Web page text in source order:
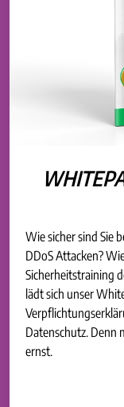
Wie sicher sind Sie
DDoS Attacken?
Sicherheitstraining
lädt sich unser
Datenschutz. Denn
ernst.